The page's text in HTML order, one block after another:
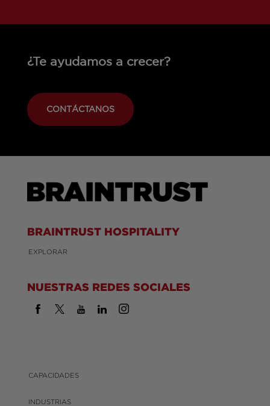
¿Te ayudamos a crecer?
CONTÁCTANOS
BRAINTRUST HOSPITALITY
EXPLORAR
NUESTRAS REDES SOCIALES
CAPACIDADES
INDUSTRIAS